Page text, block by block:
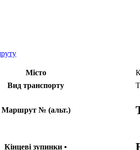
Місто
Вид транспорту
Маршрут № (альт.)
Кінцеві зупинки •